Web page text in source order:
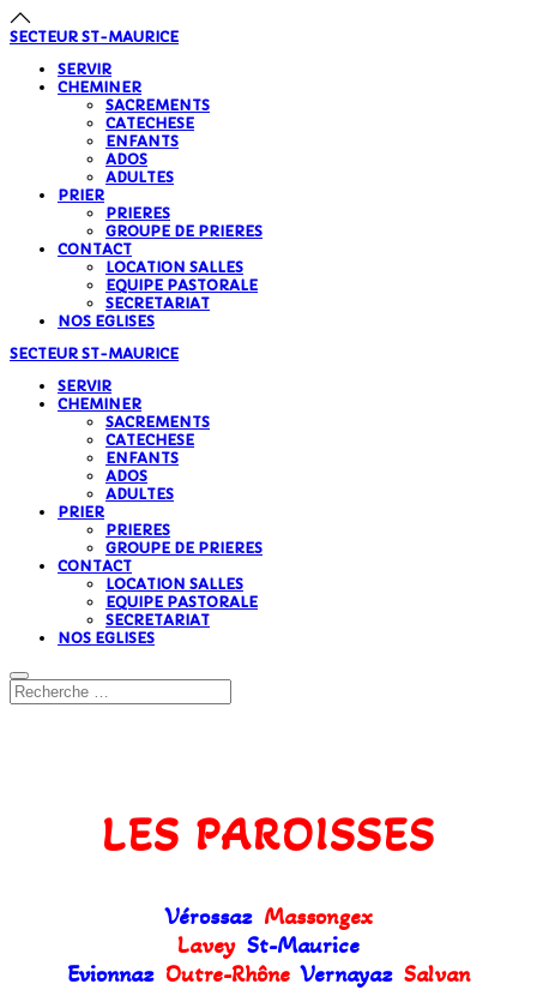
SECTEUR ST-MAURICE
SERVIR
CHEMINER
SACREMENTS
CATECHESE
ENFANTS
ADOS
ADULTES
PRIER
PRIERES
GROUPE DE PRIERES
CONTACT
LOCATION SALLES
EQUIPE PASTORALE
SECRETARIAT
NOS EGLISES
SECTEUR ST-MAURICE
SERVIR
CHEMINER
SACREMENTS
CATECHESE
ENFANTS
ADOS
ADULTES
PRIER
PRIERES
GROUPE DE PRIERES
CONTACT
LOCATION SALLES
EQUIPE PASTORALE
SECRETARIAT
NOS EGLISES
LES PAROISSES
Vérossaz Massongex
Lavey St-Maurice
Evionnaz Outre-Rhône Vernayaz Salvan